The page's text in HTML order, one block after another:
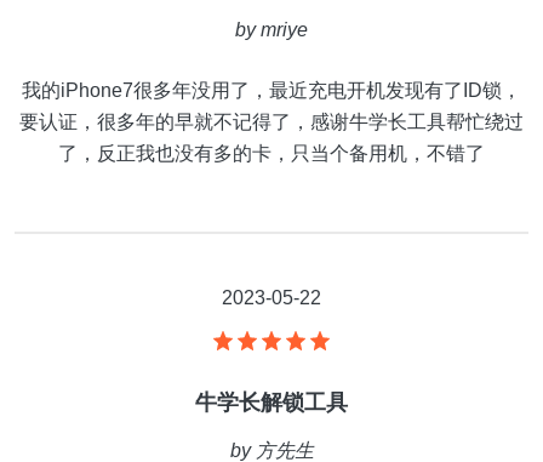
bymriye
我的iPhone7很多年没用了，最近充电开机发现有了ID锁，
要认证，很多年的早就不记得了，感谢牛学长工具帮忙绕过
了，反正我也没有多的卡，只当个备用机，不错了
2023-05-22
牛学长解锁工具
by 方先生